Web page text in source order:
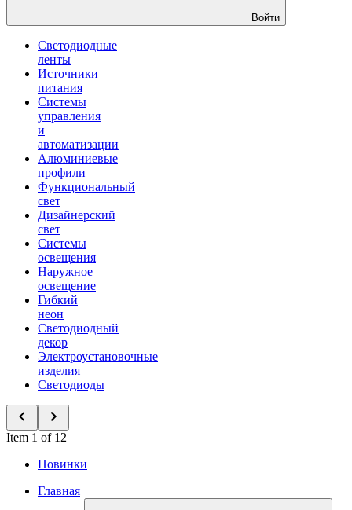
Войти
Светодиодные
ленты
Источники
питания
Системы
управления
и
автоматизации
Алюминиевые
профили
Функциональный
свет
Дизайнерский
свет
Системы
освещения
Наружное
освещение
Гибкий
неон
Светодиодный
декор
Электроустановочные
изделия
Светодиоды
Item 1 of 12
Новинки
Главная